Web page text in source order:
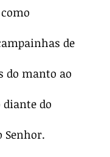
de
do manto ao
do
Senhor.